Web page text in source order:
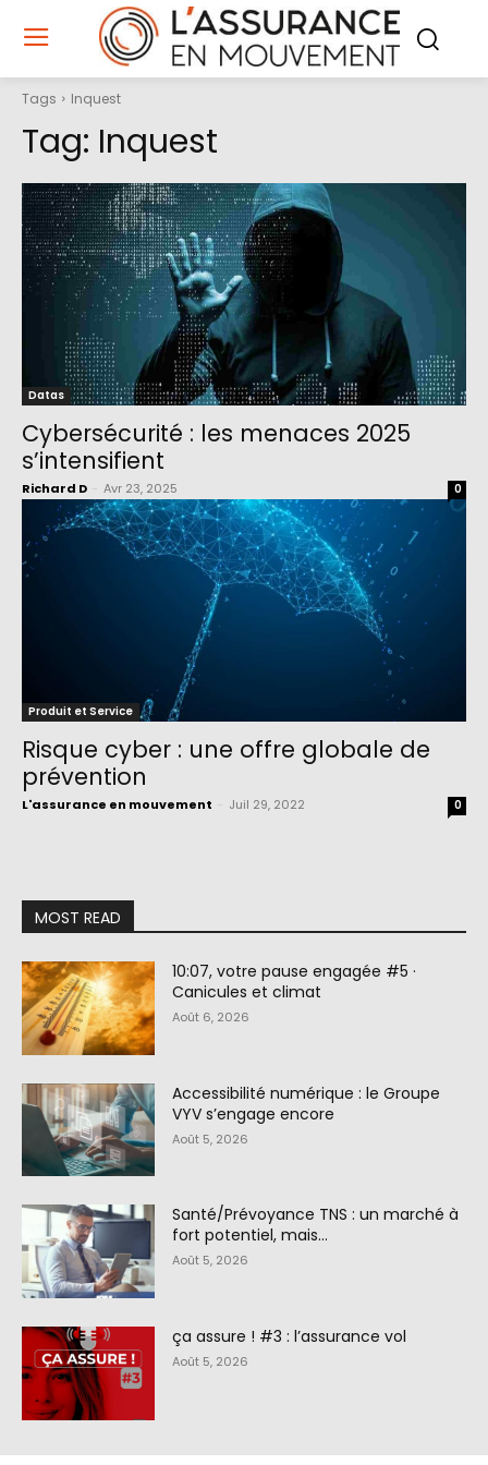
Tags Inquest
Tag: Inquest
Datas
Cybersécurité : les menaces 2025
s’intensifient
Richard D Avr 23, 2025 0
Produit et Service
Risque cyber : une offre globale de
prévention
L'assurance en mouvement Juil 29, 2022 0
MOST READ
10:07, votre pause engagée #5 ·
Canicules et climat
Août 6, 2026
Accessibilité numérique : le Groupe
VYV s’engage encore
Août 5, 2026
Santé/Prévoyance TNS : un marché à
fort potentiel, mais…
Août 5, 2026
ça assure ! #3 : l’assurance vol
Août 5, 2026